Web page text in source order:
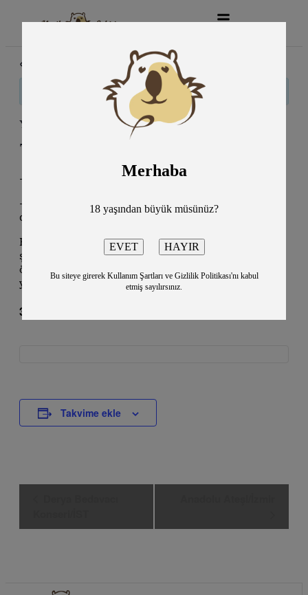
« Tüm Etkinlikler
Bu etkinlik geçti.
Yıldız Tilbe Konseri/Ankara
7 Haziran
-Oran Açıkhava Sahnesi
-Türk müziğinin unutulmaz sesi Yıldız Tilbe, bu yıl
da sahnelerde fırtınalar estirmeye devam ediyor.
Benzersiz sahne enerjisi ve dillere destan
şarkılarıyla izleyenleri büyüleyen Yıldız Tilbe, bu
özel gecede müzikseverlere eşsiz bir deneyim
yaşatacak.
3350TL
Takvime ekle
Merhaba
18 yaşından büyük müsünüz?
Bu siteye girerek Kullanım Şartları ve Gizlilik Politikası'nı kabul
etmiş sayılırsınız.